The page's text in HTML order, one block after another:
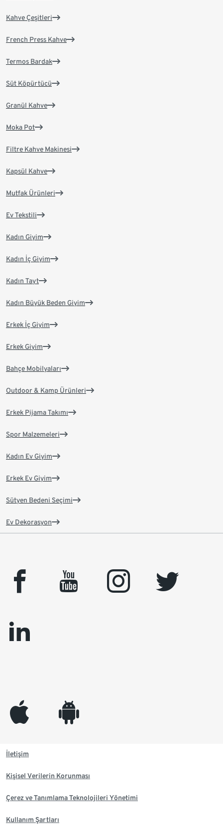
Kahve Çeşitleri
French Press Kahve
Termos Bardak
Süt Köpürtücü
Granül Kahve
Moka Pot
Filtre Kahve Makinesi
Kapsül Kahve
Mutfak Ürünleri
Ev Tekstili
Kadın Giyim
Kadın İç Giyim
Kadın Tayt
Kadın Büyük Beden Giyim
Erkek İç Giyim
Erkek Giyim
Bahçe Mobilyaları
Outdoor & Kamp Ürünleri
Erkek Pijama Takımı
Spor Malzemeleri
Kadın Ev Giyim
Erkek Ev Giyim
Sütyen Bedeni Seçimi
Ev Dekorasyon
facebook youtube instagram
twitter
linkedin
appleinc android
İletişim
Kişisel Verilerin Korunması
Çerez ve Tanımlama Teknolojileri Yönetimi
Kullanım Şartları